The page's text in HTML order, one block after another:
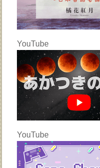
YouTube
YouTube